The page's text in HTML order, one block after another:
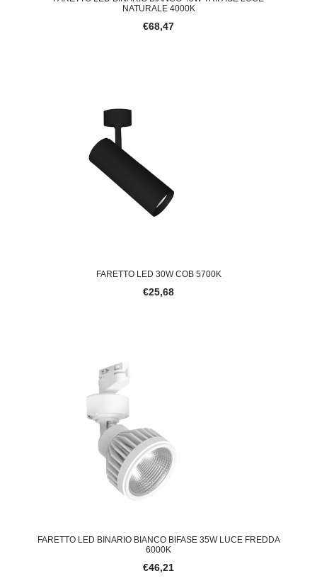
NATURALE 4000K
€68,47
FARETTO LED 30W COB 5700K
€25,68
FARETTO LED BINARIO BIANCO BIFASE 35W LUCE FREDDA
6000K
€46,21